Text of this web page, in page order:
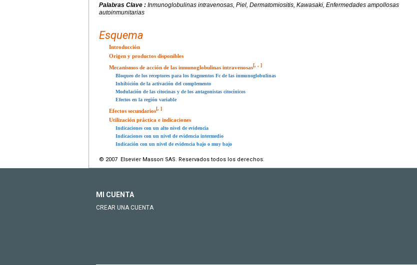
Palabras Clave : Inmunoglobulinas intravenosas, Piel, Dermatomiositis, Kawasaki, Enfermedades ampollosas
autoinmunitarias
Esquema
Introducción
Origen y productos disponibles
Mecanismos de acción de las inmunoglobulinas intravenosas[, , ]
Bloqueo de los receptores para los fragmentos Fc de las inmunoglobulinas
Inhibición de la activación del complemento
Modulación de las citocinas y de los antagonistas citocínicos
Efectos en la región variable
Efectos secundarios[, ]
Utilización práctica e indicaciones
Indicaciones con un alto nivel de evidencia
Indicaciones con un nivel de evidencia intermedio
Indicación con un nivel de evidencia bajo o muy bajo
© 2007 Elsevier Masson SAS. Reservados todos los derechos.
MI CUENTA
CREAR UNA CUENTA